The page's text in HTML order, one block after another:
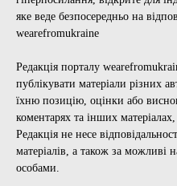
яке веде безпосередньо на
wearefromukraine
Редакція порталу
публікувати матеріали різних
їхню позицію, оцінки або
коментарях та інших
Редакція не несе
матеріалів, а також за можливі
особами.